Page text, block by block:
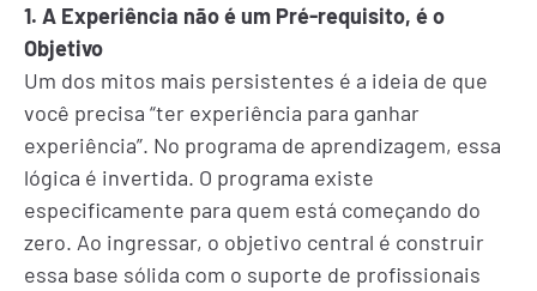
1. A Experiência não é um Pré-requisito, é o
Objetivo
Um dos mitos mais persistentes é a ideia de que
você precisa “ter experiência para ganhar
experiência”. No programa de aprendizagem, essa
lógica é invertida. O programa existe
especificamente para quem está começando do
zero. Ao ingressar, o objetivo central é construir
essa base sólida com o suporte de profissionais